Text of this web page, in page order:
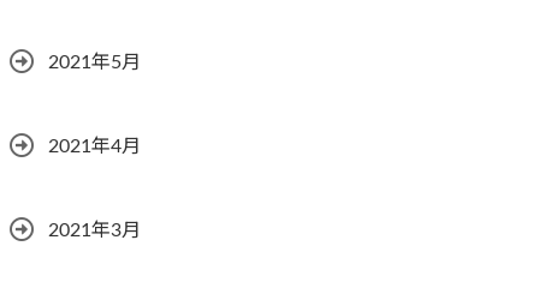
2021年5月
2021年4月
2021年3月